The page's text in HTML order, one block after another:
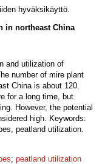
hyväksikäyttö.
in northeast China
and utilization of
number of mire plant
China is about 120.
for a long time, but
However, the potential
high. Keywords:
peatland utilization.
; peatland utilization